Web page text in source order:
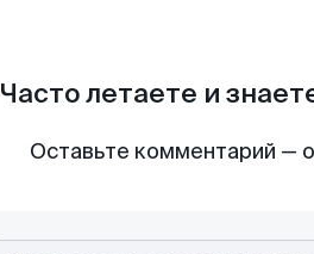
Часто летаете и
Оставьте комментарий —